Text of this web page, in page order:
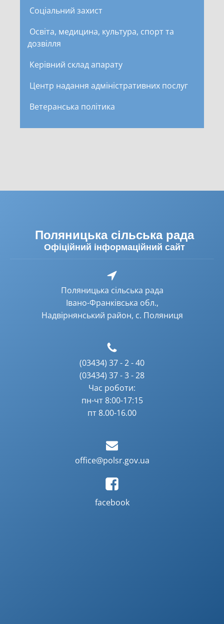
Соціальний захист
Освіта, медицина, культура, спорт та
дозвілля
Керівний склад апарату
Центр надання адміністративних послуг
Ветеранська політика
Поляницька сільська рада
Офіційний інформаційний сайт
Поляницька сільська рада
Івано-Франківська обл.,
Надвірнянський район, с. Поляниця
(03434) 37 - 2 - 40
(03434) 37 - 3 - 28
Час роботи:
пн-чт 8:00-17:15
пт 8.00-16.00
office@polsr.gov.ua
facebook